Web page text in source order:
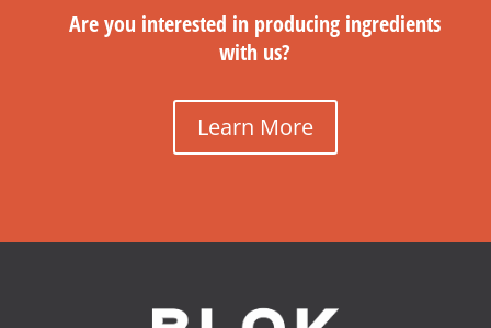
Are you interested in producing ingredients
with us?
Learn More